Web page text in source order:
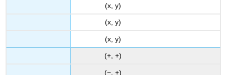
(x, y)
(x, y)
(x, y)
(+, +)
(−, +)